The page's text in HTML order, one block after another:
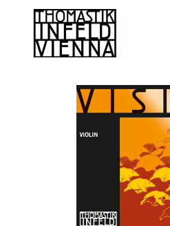
Bildergalerie überspringen